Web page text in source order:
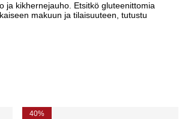
ja kikhernejauho. Etsitkö gluteenittomia
makuun ja tilaisuuteen, tutustu
40%